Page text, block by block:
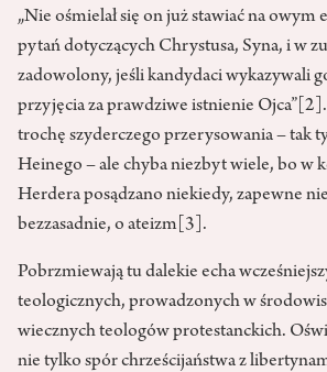
„Nie ośmielał się on już stawiać na owym
pytań dotyczących Chrystusa, Syna, i w
zadowolony, jeśli kandydaci wykazywali
przyjęcia za prawdziwe istnienie Ojca” [2]
trochę szyderczego przerysowania – tak
Heinego – ale chyba niezbyt wiele, bo w
Herdera posądzano niekiedy, zapewne
bezzasadnie, o ateizm [3] .
Pobrzmiewają tu dalekie echa
teologicznych, prowadzonych w
wiecznych teologów protestanckich.
nie tylko spór chrześcijaństwa z